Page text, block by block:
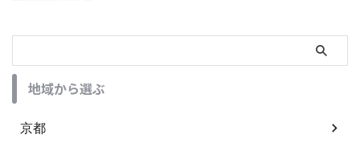
地域から選ぶ
京都